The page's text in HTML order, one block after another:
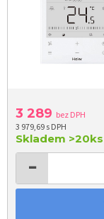
3 289 bez DPH
3 979,69 s DPH
Skladem >20ks
−